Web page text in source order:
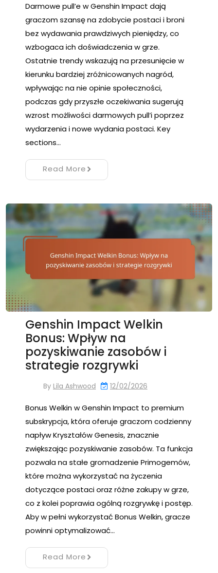
Darmowe pull’e w Genshin Impact dają
graczom szansę na zdobycie postaci i broni
bez wydawania prawdziwych pieniędzy, co
wzbogaca ich doświadczenia w grze.
Ostatnie trendy wskazują na przesunięcie w
kierunku bardziej zróżnicowanych nagród,
wpływając na nie opinie społeczności,
podczas gdy przyszłe oczekiwania sugerują
wzrost możliwości darmowych pull’i poprzez
wydarzenia i nowe wydania postaci. Key
sections…
Read More
Genshin Impact Welkin
Bonus: Wpływ na
pozyskiwanie zasobów i
strategie rozgrywki
By Lila Ashwood 12/02/2026
Bonus Welkin w Genshin Impact to premium
subskrypcja, która oferuje graczom codzienny
napływ Kryształów Genesis, znacznie
zwiększając pozyskiwanie zasobów. Ta funkcja
pozwala na stałe gromadzenie Primogemów,
które można wykorzystać na życzenia
dotyczące postaci oraz różne zakupy w grze,
co z kolei poprawia ogólną rozgrywkę i postęp.
Aby w pełni wykorzystać Bonus Welkin, gracze
powinni optymalizować…
Read More